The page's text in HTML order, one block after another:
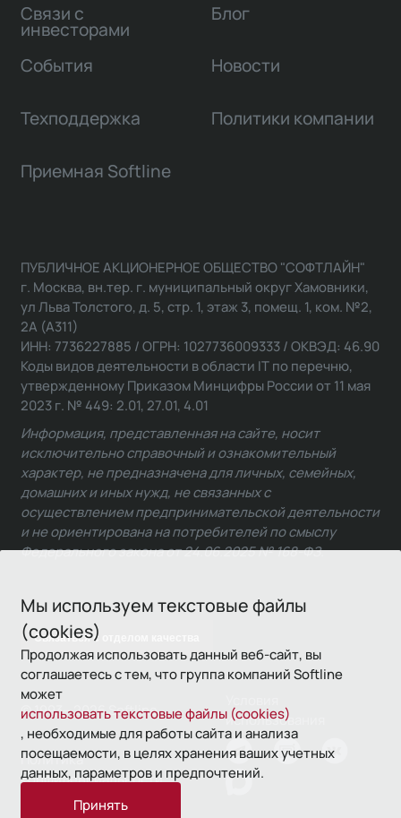
Мы используем текстовые файлы
(cookies)
Продолжая использовать данный веб-сайт, вы
соглашаетесь с тем, что группа компаний Softline
может
использовать текстовые файлы (cookies)
, необходимые для работы сайта и анализа
посещаемости, в целях хранения ваших учетных
данных, параметров и предпочтений.
Принять
Связи с
инвесторами
Блог
События Новости
Техподдержка Политики компании
Приемная Softline
Связаться с отделом качества
ПУБЛИЧНОЕ АКЦИОНЕРНОЕ ОБЩЕСТВО "СОФТЛАЙН"
г. Москва, вн.тер. г. муниципальный округ Хамовники,
ул Льва Толстого, д. 5, стр. 1, этаж 3, помещ. 1, ком. №2,
2А (А311)
ИНН: 7736227885 / ОГРН: 1027736009333 / ОКВЭД: 46.90
Коды видов деятельности в области IT по перечню,
утвержденному Приказом Минцифры России от 11 мая
2023 г. № 449: 2.01, 27.01, 4.01
Информация, представленная на сайте, носит
исключительно справочный и ознакомительный
характер, не предназначена для личных, семейных,
домашних и иных нужд, не связанных с
осуществлением предпринимательской деятельности
и не ориентирована на потребителей по смыслу
Федерального закона от 24.06.2025 № 168-ФЗ.
© 1993—2026 Softline
использования
Политика
конфиденциальности